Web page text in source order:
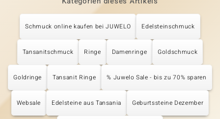
Schmuck online kaufen bei JUWELO Edelsteinschmuck
Tansanitschmuck Ringe Damenringe Goldschmuck
Goldringe Tansanit Ringe % Juwelo Sale - bis zu 70% sparen
Websale Edelsteine aus Tansania Geburtssteine Dezember